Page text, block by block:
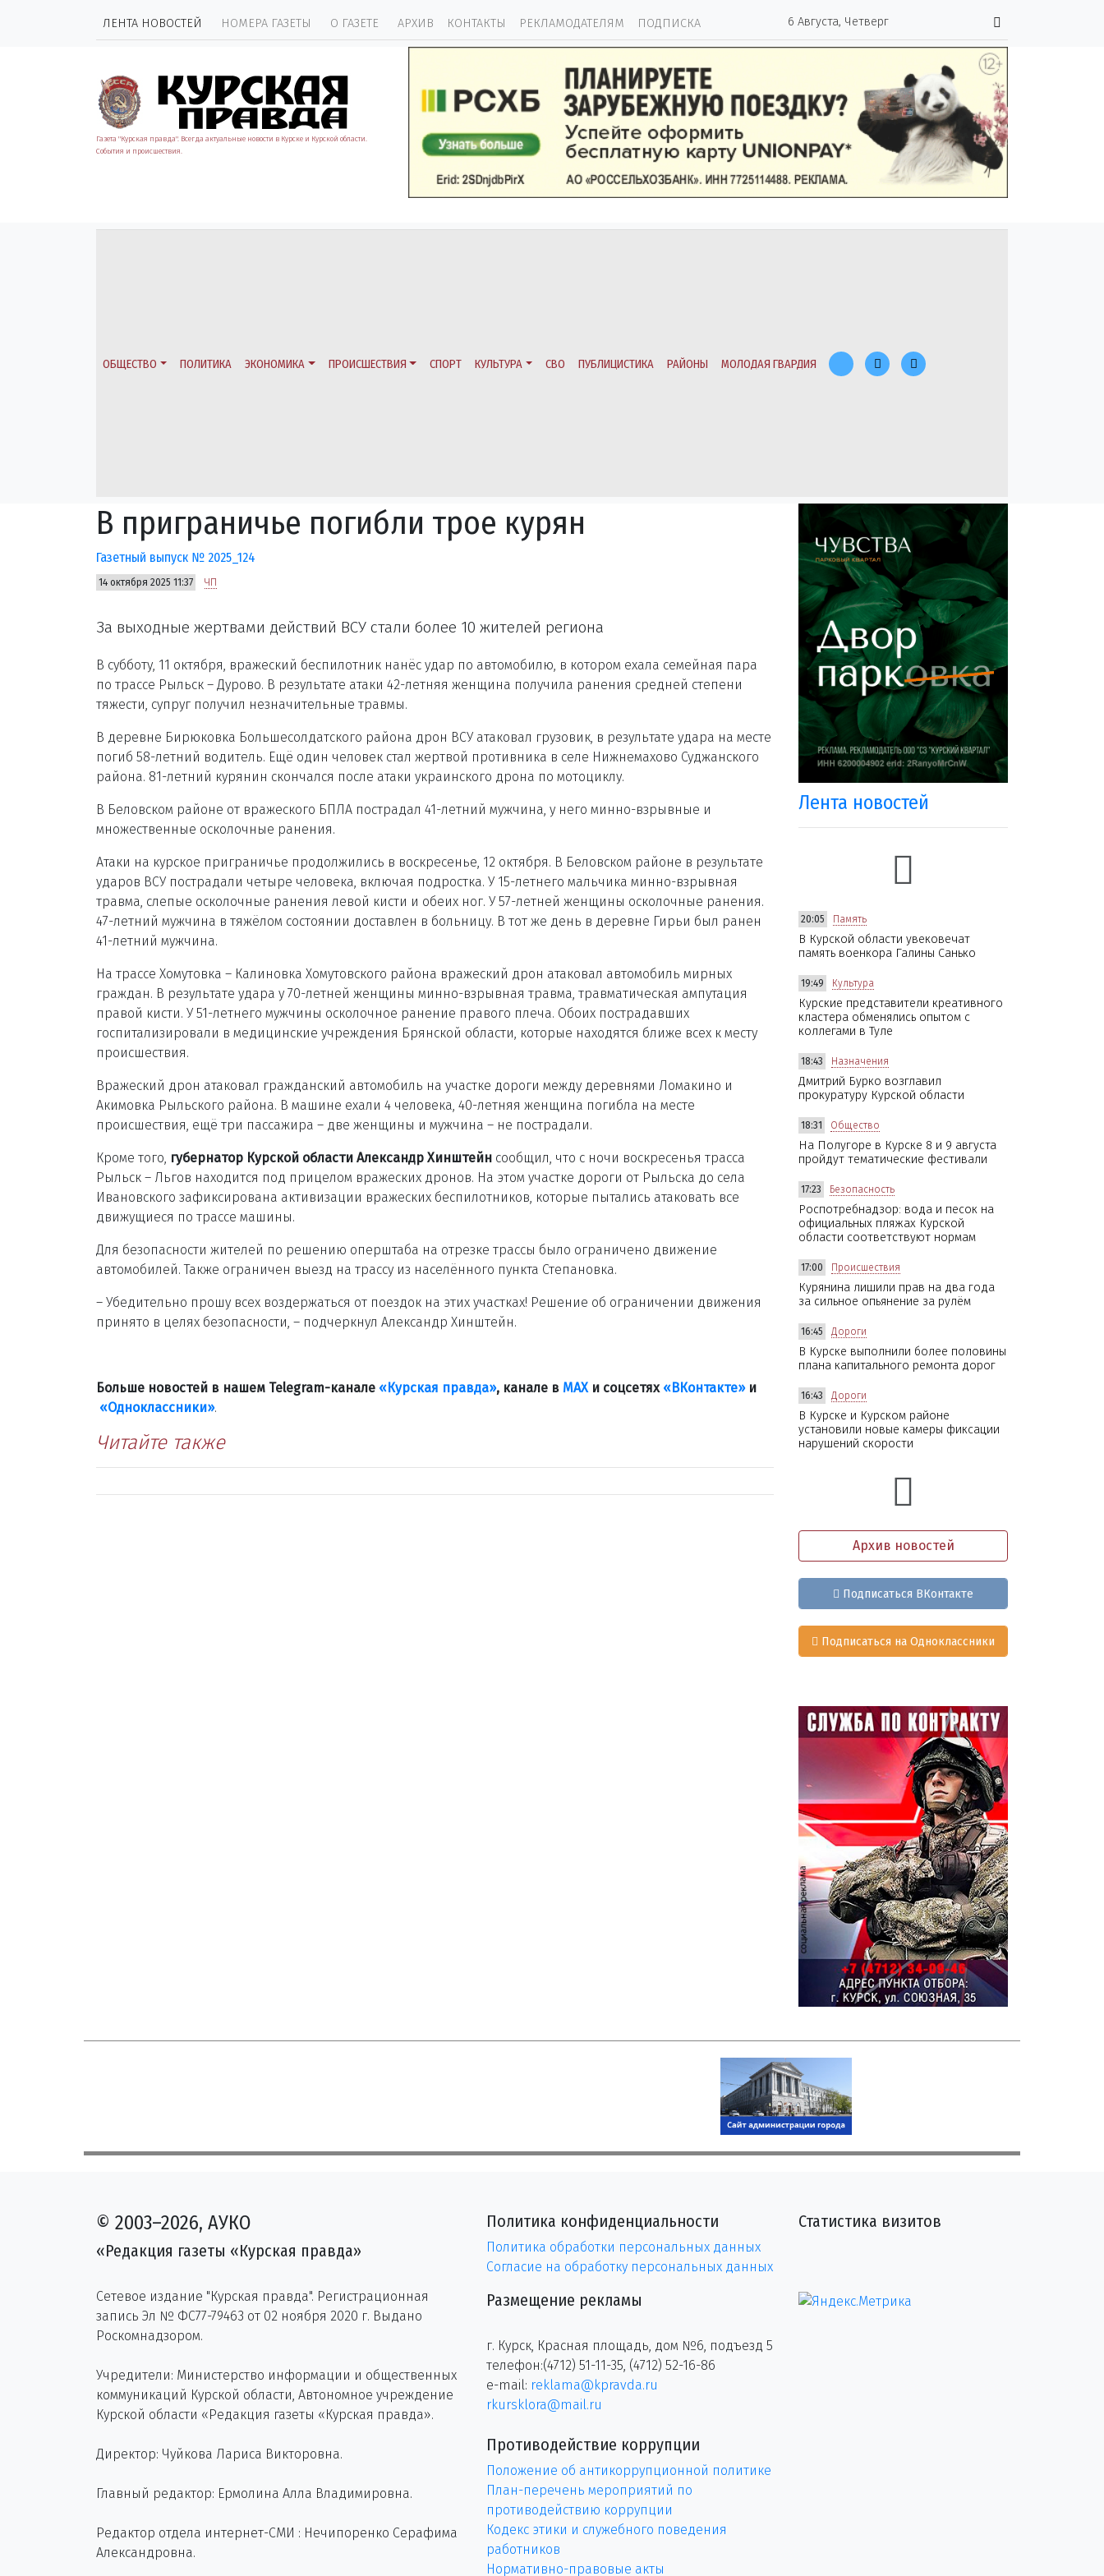
ЛЕНТА НОВОСТЕЙ НОМЕРА ГАЗЕТЫ О ГАЗЕТЕ АРХИВ КОНТАКТЫ РЕКЛАМОДАТЕЛЯМ ПОДПИСКА 6 Августа, Четверг
Газета "Курская правда". Всегда актуальные новости в Курске и Курской области.
События и происшествия.
ОБЩЕСТВО ПОЛИТИКА ЭКОНОМИКА ПРОИСШЕСТВИЯ СПОРТ КУЛЬТУРА СВО ПУБЛИЦИСТИКА РАЙОНЫ МОЛОДАЯ ГВАРДИЯ
В приграничье погибли трое курян
Газетный выпуск № 2025_124
14 октября 2025 11:37 ЧП
За выходные жертвами действий ВСУ стали более 10 жителей региона
В субботу, 11 октября, вражеский беспилотник нанёс удар по автомобилю, в котором ехала семейная пара
по трассе Рыльск – Дурово. В результате атаки 42-летняя женщина получила ранения средней степени
тяжести, супруг получил незначительные травмы.
В деревне Бирюковка Большесолдатского района дрон ВСУ атаковал грузовик, в результате удара на месте
погиб 58-летний водитель. Ещё один человек стал жертвой противника в селе Нижнемахово Суджанского
района. 81-летний курянин скончался после атаки украинского дрона по мотоциклу.
В Беловском районе от вражеского БПЛА пострадал 41-летний мужчина, у него минно-взрывные и
множественные осколочные ранения.
Атаки на курское приграничье продолжились в воскресенье, 12 октября. В Беловском районе в результате
ударов ВСУ пострадали четыре человека, включая подростка. У 15-летнего мальчика минно-взрывная
травма, слепые осколочные ранения левой кисти и обеих ног. У 57-летней женщины осколочные ранения.
47-летний мужчина в тяжёлом состоянии доставлен в больницу. В тот же день в деревне Гирьи был ранен
41-летний мужчина.
На трассе Хомутовка – Калиновка Хомутовского района вражеский дрон атаковал автомобиль мирных
граждан. В результате удара у 70-летней женщины минно-взрывная травма, травматическая ампутация
правой кисти. У 51-летнего мужчины осколочное ранение правого плеча. Обоих пострадавших
госпитализировали в медицинские учреждения Брянской области, которые находятся ближе всех к месту
происшествия.
Вражеский дрон атаковал гражданский автомобиль на участке дороги между деревнями Ломакино и
Акимовка Рыльского района. В машине ехали 4 человека, 40-летняя женщина погибла на месте
происшествия, ещё три пассажира – две женщины и мужчина – не пострадали.
Кроме того, губернатор Курской области Александр Хинштейн сообщил, что с ночи воскресенья трасса
Рыльск – Льгов находится под прицелом вражеских дронов. На этом участке дороги от Рыльска до села
Ивановского зафиксирована активизации вражеских беспилотников, которые пытались атаковать все
движущиеся по трассе машины.
Для безопасности жителей по решению оперштаба на отрезке трассы было ограничено движение
автомобилей. Также ограничен выезд на трассу из населённого пункта Степановка.
– Убедительно прошу всех воздержаться от поездок на этих участках! Решение об ограничении движения
принято в целях безопасности, – подчеркнул Александр Хинштейн.
Больше новостей в нашем Telegram-канале «Курская правда», канале в МАХи соцсетях «ВКонтакте»и
«Одноклассники».
Читайте также
Лента новостей
20:05 Память
В Курской области увековечат
память военкора Галины Санько
19:49 Культура
Курские представители креативного
кластера обменялись опытом с
коллегами в Туле
18:43 Назначения
Дмитрий Бурко возглавил
прокуратуру Курской области
18:31 Общество
На Полугоре в Курске 8 и 9 августа
пройдут тематические фестивали
17:23 Безопасность
Роспотребнадзор: вода и песок на
официальных пляжах Курской
области соответствуют нормам
17:00 Происшествия
Курянина лишили прав на два года
за сильное опьянение за рулём
16:45 Дороги
В Курске выполнили более половины
плана капитального ремонта дорог
16:43 Дороги
В Курске и Курском районе
установили новые камеры фиксации
нарушений скорости
Архив новостей
Подписаться ВКонтакте
Подписаться на Одноклассники
© 2003–2026, АУКО
«Редакция газеты «Курская правда»
Сетевое издание "Курская правда". Регистрационная
запись Эл № ФС77-79463 от 02 ноября 2020 г. Выдано
Роскомнадзором.
Учредители: Министерство информации и общественных
коммуникаций Курской области, Автономное учреждение
Курской области «Редакция газеты «Курская правда».
Директор: Чуйкова Лариса Викторовна.
Главный редактор: Ермолина Алла Владимировна.
Редактор отдела интернет-СМИ : Нечипоренко Серафима
Александровна.
Политика конфиденциальности
Политика обработки персональных данных
Согласие на обработку персональных данных
Размещение рекламы
г. Курск, Красная площадь, дом №6, подъезд 5
телефон:(4712) 51-11-35, (4712) 52-16-86
e-mail: reklama@kpravda.ru
rkursklora@mail.ru
Противодействие коррупции
Положение об антикоррупционной политике
План-перечень мероприятий по
противодействию коррупции
Кодекс этики и служебного поведения
работников
Нормативно-правовые акты
Статистика визитов